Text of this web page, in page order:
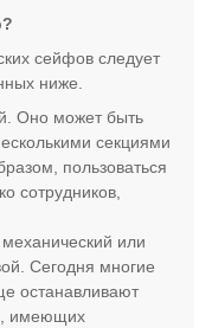
сейфов следует
ниже.
Оно может быть
секциями
пользоваться
сотрудников,
или
Сегодня многие
останавливают
имеющих